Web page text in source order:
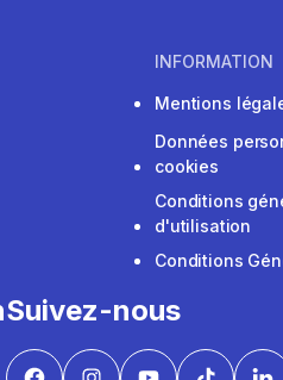
INFORMATION
Mentions
Données
cookies
Conditions
d'utilisation
Conditions
Suivez-nous